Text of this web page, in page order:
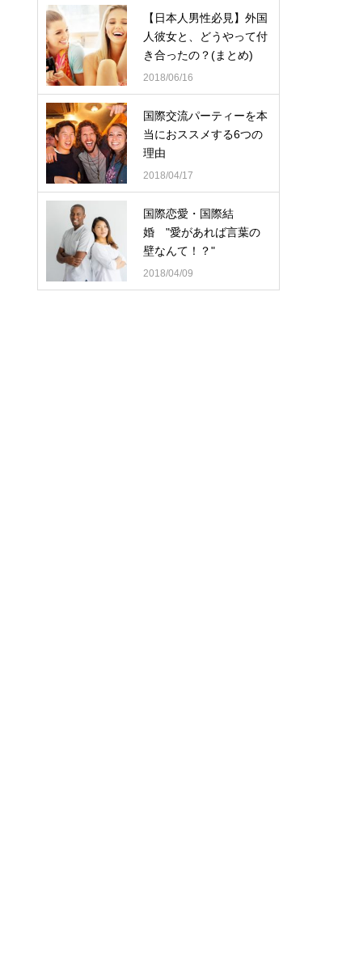
【日本人男性必見】外国
人彼女と、どうやって付
き合ったの？(まとめ)
2018/06/16
国際交流パーティーを本
当におススメする6つの
理由
2018/04/17
国際恋愛・国際結
婚 "愛があれば言葉の
壁なんて！？"
2018/04/09